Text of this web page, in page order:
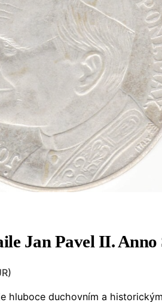
Jan Pavel II.
)
hluboce duchovním a